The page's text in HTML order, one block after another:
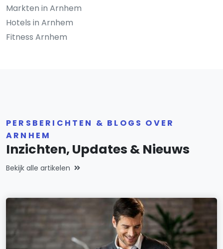
Markten in Arnhem
Hotels in Arnhem
Fitness Arnhem
PERSBERICHTEN & BLOGS OVER
ARNHEM
Inzichten, Updates & Nieuws
Bekijk alle artikelen